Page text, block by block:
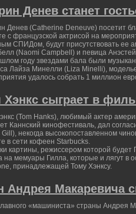
Денев станет
Денев (Catherine Deneuve) посетит
с французской актрисой на
СПИДом, будут присутствовать ее
(Naomi Campbell) и певица
году звездами бала были
Лайза Минелли (Liza Minelli),
удалось собрать 1 миллион
Хэнкс сыграет в
(Tom Hanks), любимый актер
Каннский кинофестиваль, дал
Gill), некогда высокопоставленном
в сети кофеен Starbucks.
картины, режиссером которой будет
на мемуары Гилла, которые и лягут в
принадлежащей Тому Хэнксу.
Андрея Макаревича
«машиниста» страны Андрея